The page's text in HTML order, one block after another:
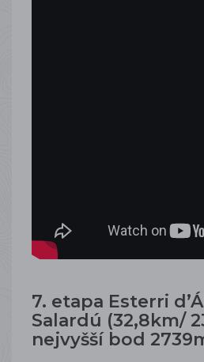
7. etapa Esterri
Salardú (32,8km/
nejvyšší bod